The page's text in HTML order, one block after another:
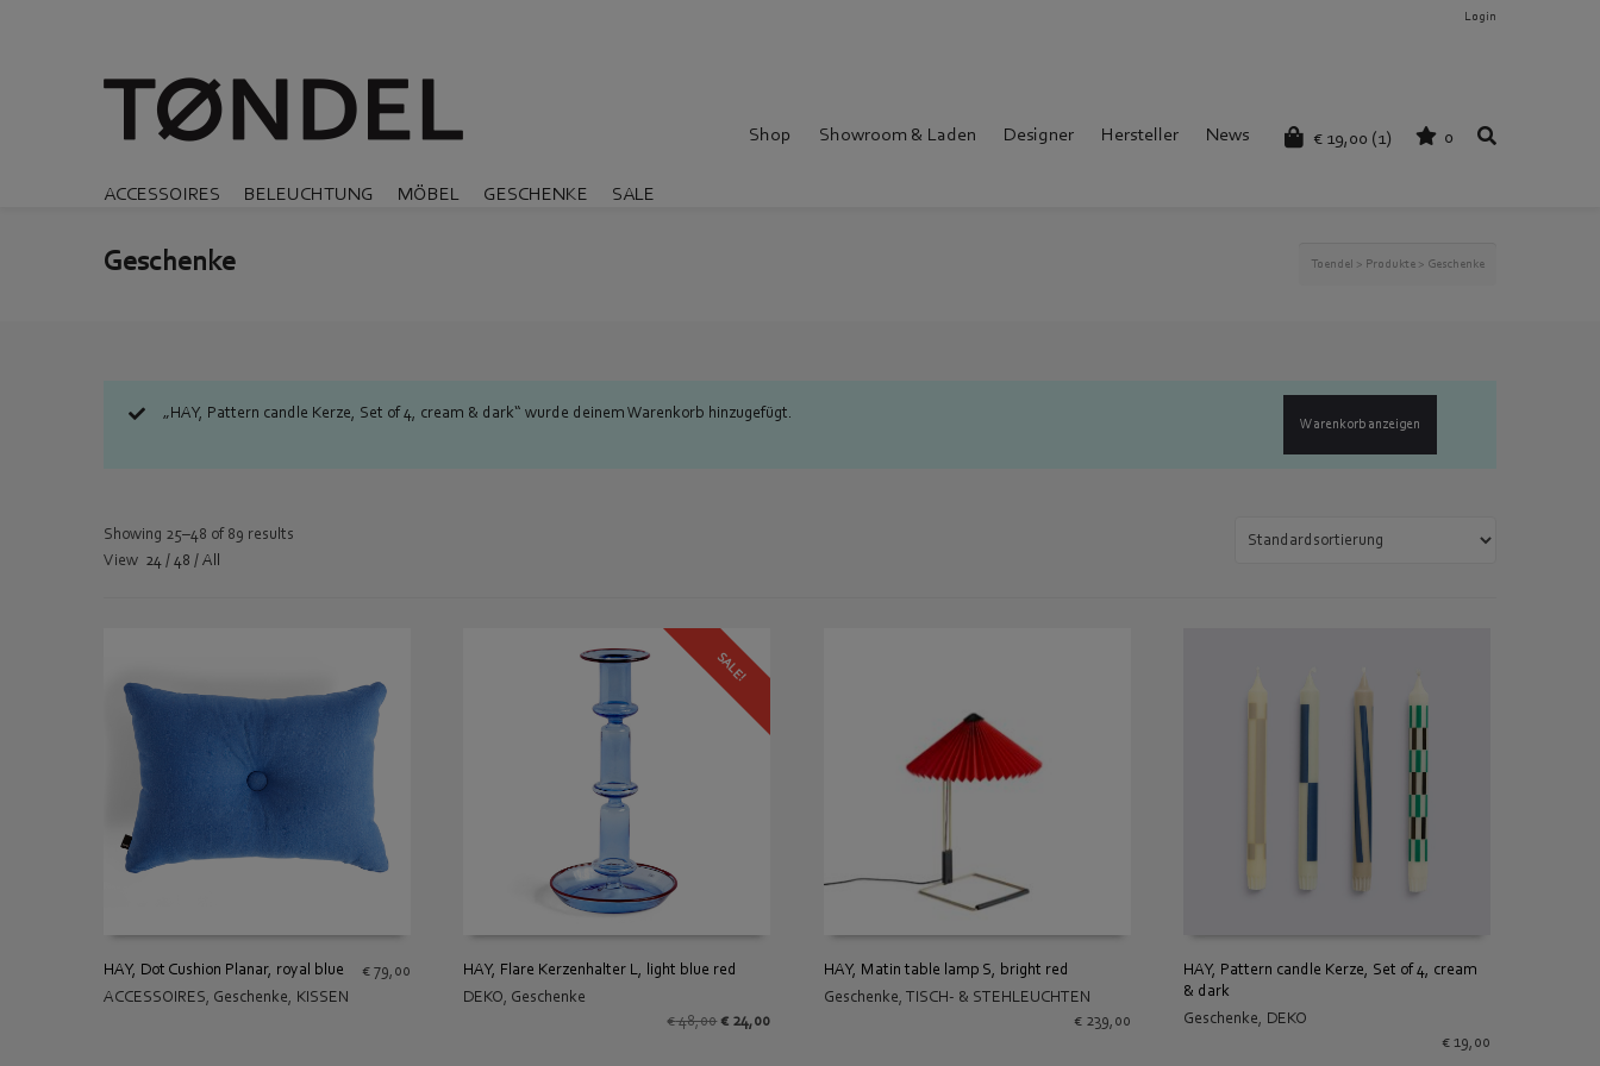
Login
€ 19,00 (1) 0
Shop Showroom & Laden Designer Hersteller News
ACCESSOIRES BELEUCHTUNG MÖBEL GESCHENKE SALE
Geschenke Toendel > Produkte > Geschenke
„HAY, Pattern candle Kerze, Set of 4, cream & dark“ wurde deinem Warenkorb hinzugefügt.
Warenkorb anzeigen
Showing 25–48 of 89 results
View 24 / 48 / All
IN DEN WARENKORB
HAY, Dot Cushion Planar, royal blue
ACCESSOIRES, Geschenke, KISSEN
€79,00
SALE!
IN DEN WARENKORB
HAY, Flare Kerzenhalter L, light blue red
DEKO Geschenke
€48,00 Ursprünglicher
€ 24,00Aktueller
IN DEN WARENKORB
HAY, Matin table lamp S, bright red
Geschenke, TISCH- & STEHLEUCHTEN
€239,00
HAY, Pattern candle Kerze, Set of 4, cream
& dark
Geschenke, DEKO
€ 19,00